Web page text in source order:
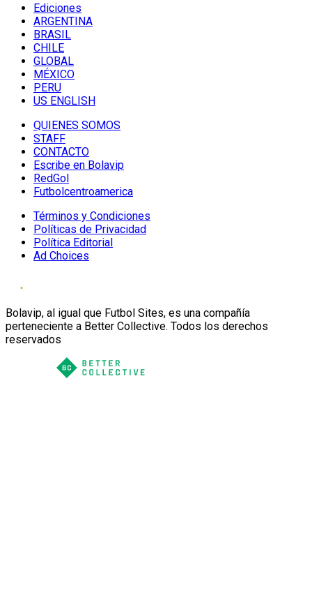
Ediciones
ARGENTINA
BRASIL
CHILE
GLOBAL
MÉXICO
PERU
US ENGLISH
QUIENES SOMOS
STAFF
CONTACTO
Escribe en Bolavip
RedGol
Futbolcentroamerica
Términos y Condiciones
Políticas de Privacidad
Política Editorial
Ad Choices
Bolavip, al igual que Futbol Sites, es una compañía
perteneciente a Better Collective. Todos los derechos
reservados